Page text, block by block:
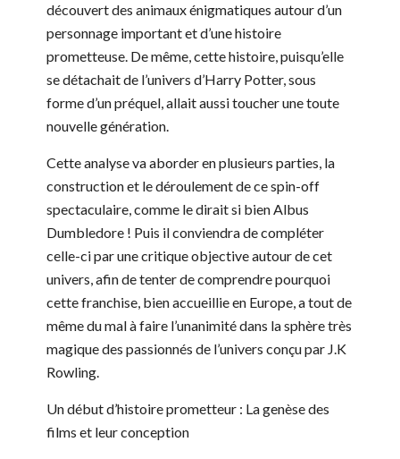
découvert des animaux énigmatiques autour d’un
personnage important et d’une histoire
prometteuse. De même, cette histoire, puisqu’elle
se détachait de l’univers d’Harry Potter, sous
forme d’un préquel, allait aussi toucher une toute
nouvelle génération.
Cette analyse va aborder en plusieurs parties, la
construction et le déroulement de ce spin-off
spectaculaire, comme le dirait si bien Albus
Dumbledore ! Puis il conviendra de compléter
celle-ci par une critique objective autour de cet
univers, afin de tenter de comprendre pourquoi
cette franchise, bien accueillie en Europe, a tout de
même du mal à faire l’unanimité dans la sphère très
magique des passionnés de l’univers conçu par J.K
Rowling.
Un début d’histoire prometteur : La genèse des
films et leur conception